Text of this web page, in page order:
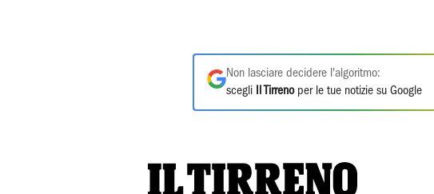
Non lasciare decidere l'algoritmo:
scegli
Il Tirrenoper le tue notizie su Google